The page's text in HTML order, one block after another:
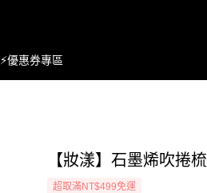
⚡優惠券專區
【妝漾】石墨烯吹捲梳
超取滿NT$499免運